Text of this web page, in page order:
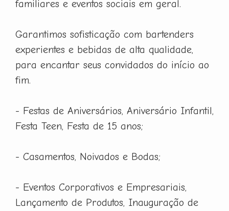
familiares e eventos sociais em geral.
Garantimos sofisticação com bartenders
experientes e bebidas de alta qualidade,
para encantar seus convidados do início ao
fim.
- Festas de Aniversários, Aniversário Infantil,
Festa Teen, Festa de 15 anos;
- Casamentos, Noivados e Bodas;
- Eventos Corporativos e Empresariais,
Lançamento de Produtos, Inauguração de